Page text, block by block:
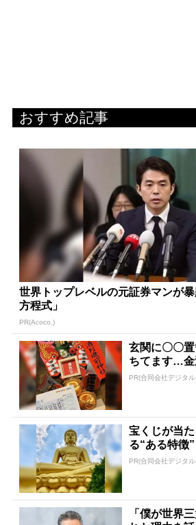
おすすめ記事
世界トップレベルの元証券マンが
方程式」
PR(Acoco.)
玄関に〇〇
ちてます…金
は
PR(合同会社デジタ
宝くじが当
る“ある特徴
PR(合同会社デジタ
「僕が世界